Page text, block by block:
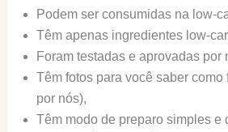
Podem ser consumidas na low-
Têm apenas ingredientes low-
Foram testadas e aprovadas por
Têm fotos para você saber como
por nós),
Têm modo de preparo simples e